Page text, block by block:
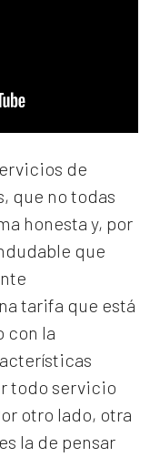
de
que no todas
honesta y, por
que
tarifa que está
con la
todo servicio
otro lado, otra
la de pensar